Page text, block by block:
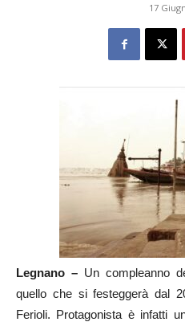
17
Legnano – Un compleanno
quello che si festeggerà dal
Ferioli. Protagonista è infatti